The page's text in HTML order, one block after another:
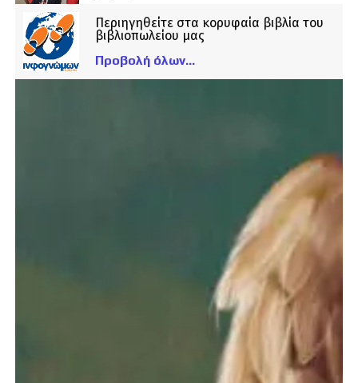
Περιηγηθείτε στα κορυφαία βιβλία του
βιβλιοπωλείου μας
Προβολή όλων